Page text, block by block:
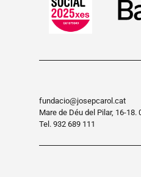
fundacio@josepcarol.cat
Mare de Déu del Pilar, 16-18.
Tel. 932 689 111